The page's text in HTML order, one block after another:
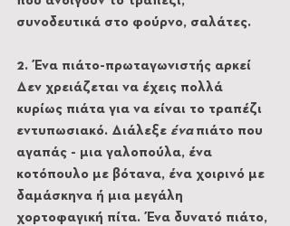
συνοδευτικά στο φούρνο, σαλάτες.
2. Ένα πιάτο-πρωταγωνιστής αρκεί
Δεν χρειάζεται να έχεις πολλά
κυρίως πιάτα για να είναι το τραπέζι
εντυπωσιακό. Διάλεξε ένα πιάτο που
αγαπάς - μια γαλοπούλα, ένα
κοτόπουλο με βότανα, ένα χοιρινό με
δαμάσκηνα ή μια μεγάλη
χορτοφαγική πίτα. Ένα δυνατό πιάτο,